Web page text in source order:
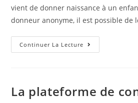
vient de donner naissance à un
donneur anonyme, il est possible de
Continuer La Lecture
La plateforme de